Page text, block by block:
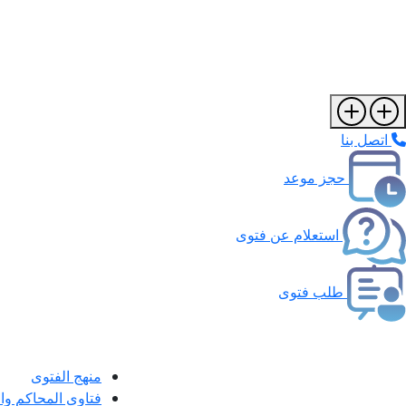
اتصل بنا
حجز موعد
استعلام عن فتوى
طلب فتوى
منهج الفتوى
فتاوى المحاكم